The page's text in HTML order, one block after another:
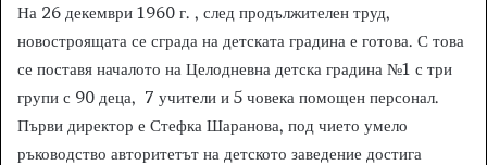
На 26 декември 1960 г. , след продължителен труд,
новостроящата се сграда на детската градина е готова. С това
се поставя началото на Целодневна детска градина №1 с три
групи с 90 деца, 7 учители и 5 човека помощен персонал.
Първи директор е Стефка Шаранова, под чието умело
ръководство авторитетът на детското заведение достига